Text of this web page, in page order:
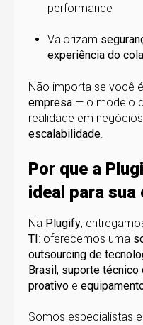
performance
Valorizam
experiência do
Não importa se você
empresa — o modelo
realidade em
escalabilidade
Por que a
ideal para sua
Na Plugify,
TI: oferecemos uma
outsourcing de
Brasil, suporte técnico
proativo e
Somos especialistas